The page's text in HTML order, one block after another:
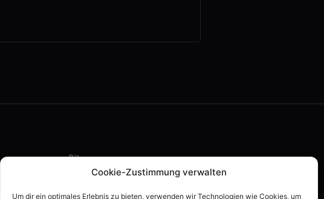
Cookie-Zustimmung verwalten
Um dir ein optimales Erlebnis zu bieten, verwenden wir Technologien wie Cookies, um
Sitemap